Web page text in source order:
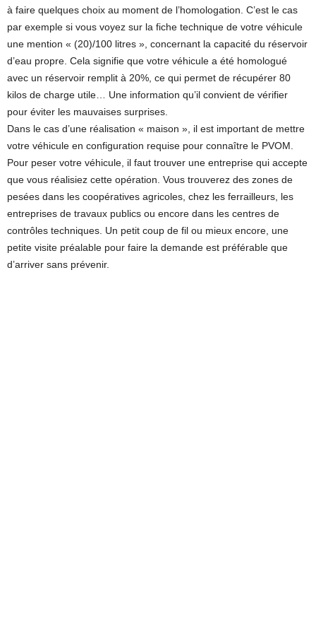
à faire quelques choix au moment de l’homologation. C’est le cas
par exemple si vous voyez sur la fiche technique de votre véhicule
une mention « (20)/100 litres », concernant la capacité du réservoir
d’eau propre. Cela signifie que votre véhicule a été homologué
avec un réservoir remplit à 20%, ce qui permet de récupérer 80
kilos de charge utile… Une information qu’il convient de vérifier
pour éviter les mauvaises surprises.
Dans le cas d’une réalisation « maison », il est important de mettre
votre véhicule en configuration requise pour connaître le PVOM.
Pour peser votre véhicule, il faut trouver une entreprise qui accepte
que vous réalisiez cette opération. Vous trouverez des zones de
pesées dans les coopératives agricoles, chez les ferrailleurs, les
entreprises de travaux publics ou encore dans les centres de
contrôles techniques. Un petit coup de fil ou mieux encore, une
petite visite préalable pour faire la demande est préférable que
d’arriver sans prévenir.